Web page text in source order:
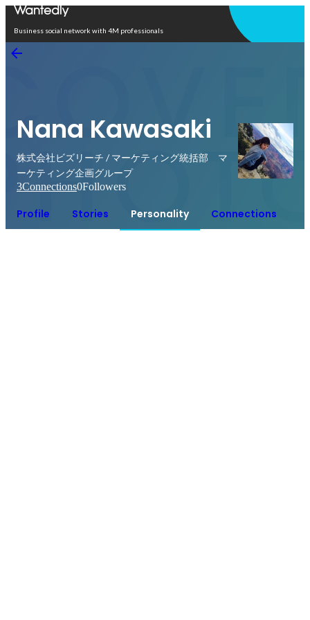
Business social network with 4M professionals
Nana Kawasaki
株式会社ビズリーチ / マーケティング統括部 マ
ーケティング企画グループ
3Connections0Followers
Profile Stories Personality Connections